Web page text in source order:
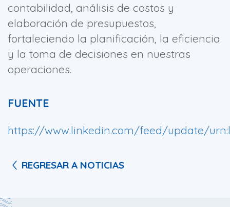
contabilidad, análisis de costos y
elaboración de presupuestos,
fortaleciendo la planificación, la eficiencia
y la toma de decisiones en nuestras
operaciones.
FUENTE
https://www.linkedin.com/feed/update/
REGRESAR A NOTICIAS